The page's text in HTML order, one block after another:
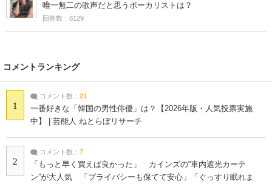
唯一無二の歌声だと思うボーカリストは？
回答数：8129
コメントランキング
1
コメント数： 21
一番好きな「韓国の男性俳優」は？【2026年版・人気投票実施
中】 | 芸能人 ねとらぼリサーチ
2
コメント数： 7
「もっと早く買えば良かった」 カインズの“車内遮光カーテ
ン”が大人気 「プライバシーも保てて安心」「ぐっすり眠れま